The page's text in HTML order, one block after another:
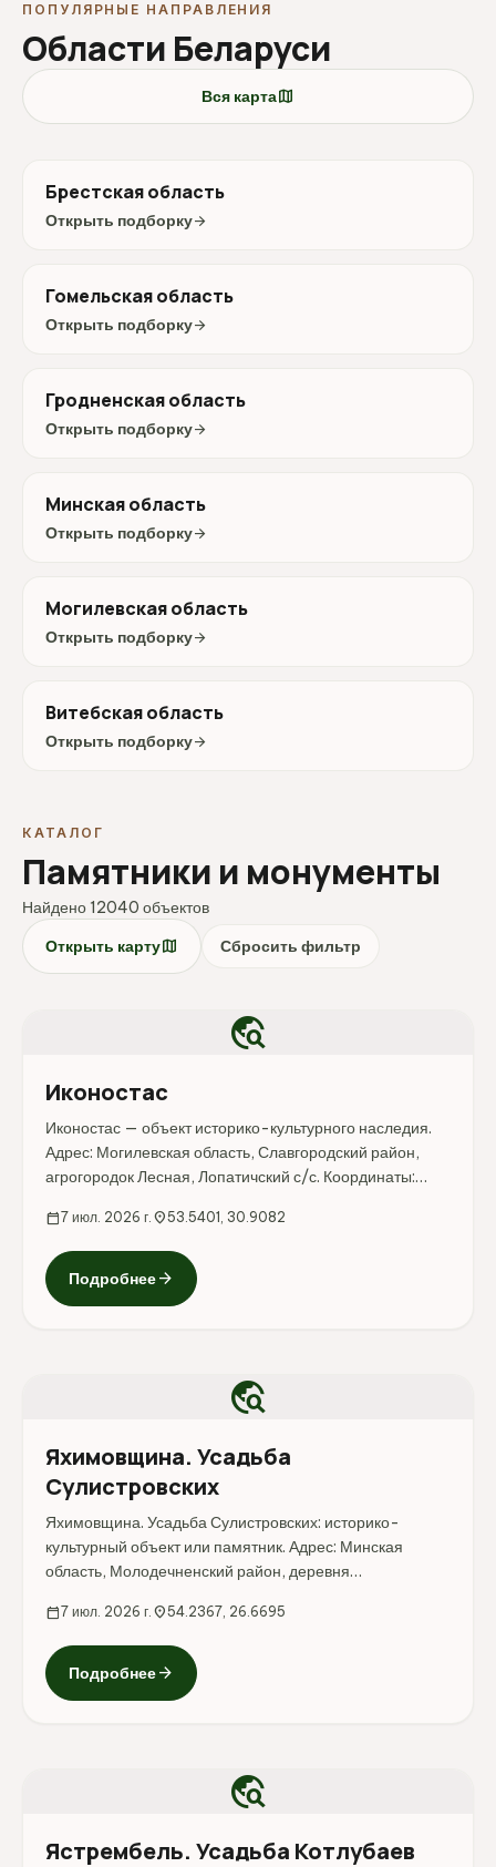
ПОПУЛЯРНЫЕ НАПРАВЛЕНИЯ
Области Беларуси
Вся картаmap
Брестская область
Открыть подборкуarrow_forward
Гомельская область
Открыть подборкуarrow_forward
Гродненская область
Открыть подборкуarrow_forward
Минская область
Открыть подборкуarrow_forward
Могилевская область
Открыть подборкуarrow_forward
Витебская область
Открыть подборкуarrow_forward
КАТАЛОГ
Памятники и монументы
Найдено 12040 объектов
Открыть картуmap Сбросить фильтр
travel_explore
Иконостас
Иконостас — объект историко-культурного наследия.
Адрес: Могилевская область, Славгородский район,
агрогородок Лесная, Лопатичский с/с. Координаты:
уточнить режим...
calendar_today7 июл. 2026 г. location_on53.5401, 30.9082
Подробнееarrow_forward
travel_explore
Яхимовщина. Усадьба
Сулистровских
Яхимовщина. Усадьба Сулистровских: историко-
культурный объект или памятник. Адрес: Минская
область, Молодечненский район, деревня
calendar_today7 июл. 2026 г. location_on54.2367, 26.6695
Подробнееarrow_forward
travel_explore
Ястрембель. Усадьба Котлубаев